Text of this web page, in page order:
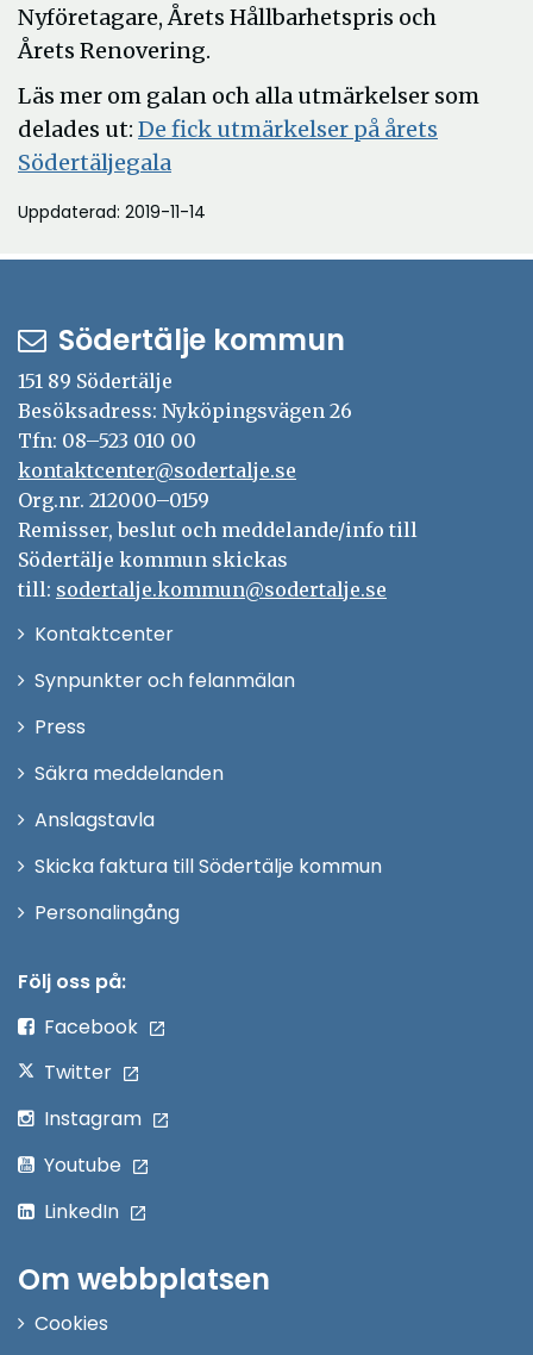
Nyföretagare, Årets Hållbarhetspris och
Årets Renovering.
Läs mer om galan och alla utmärkelser som
delades ut: De fick utmärkelser på årets
Södertäljegala
Uppdaterad: 2019-11-14
Södertälje kommun
151 89 Södertälje
Besöksadress: Nyköpingsvägen 26
Tfn: 08–523 010 00
kontaktcenter@sodertalje.se
Org.nr. 212000–0159
Remisser, beslut och meddelande/info till
Södertälje kommun skickas
till: sodertalje.kommun@sodertalje.se
KontaktcenterÖppna
Synpunkter och felanmälan
Press
fönster
Säkra meddelanden
Anslagstavla
Skicka faktura till Södertälje kommun
PersonalingångÖppna
Följ oss på:
Facebook
Twitter
Instagram
Youtube
LinkedIn
Om webbplatsen
Cookies